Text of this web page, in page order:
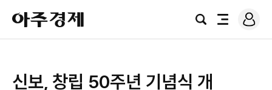
아
주
경
검
전
로
그
신보, 창립 50주년 기념식 개